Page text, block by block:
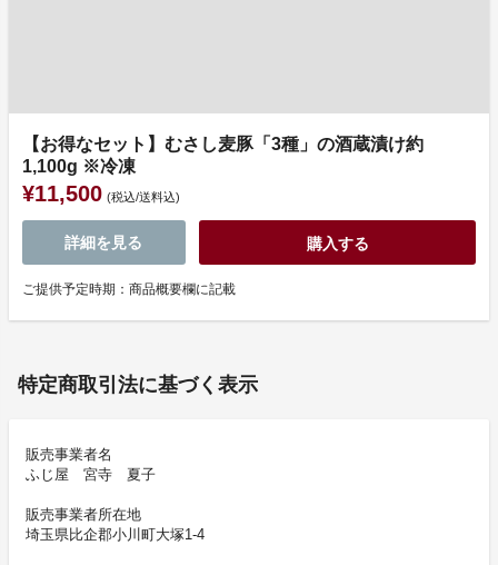
【お得なセット】むさし麦豚「3種」の酒蔵漬け約
1,100g ※冷凍
¥11,500 (税込/送料込)
詳細を見る 購入する
ご提供予定時期：商品概要欄に記載
特定商取引法に基づく表示
販売事業者名
ふじ屋 宮寺 夏子
販売事業者所在地
埼玉県比企郡小川町大塚1-4